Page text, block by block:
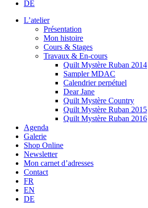
DE
L’atelier
Présentation
Mon histoire
Cours & Stages
Travaux & En-cours
Quilt Mystère Ruban 2014
Sampler MDAC
Calendrier perpétuel
Dear Jane
Quilt Mystère Country
Quilt Mystère Ruban 2015
Quilt Mystère Ruban 2016
Agenda
Galerie
Shop Online
Newsletter
Mon carnet d’adresses
Contact
FR
EN
DE